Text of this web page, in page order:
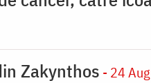
Zakynthos - 24